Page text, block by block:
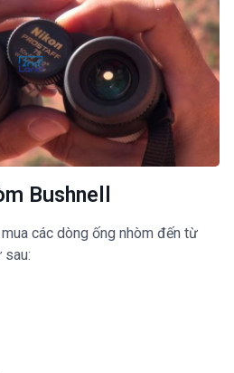
Bushnell
các dòng ống nhòm đến từ
sau: